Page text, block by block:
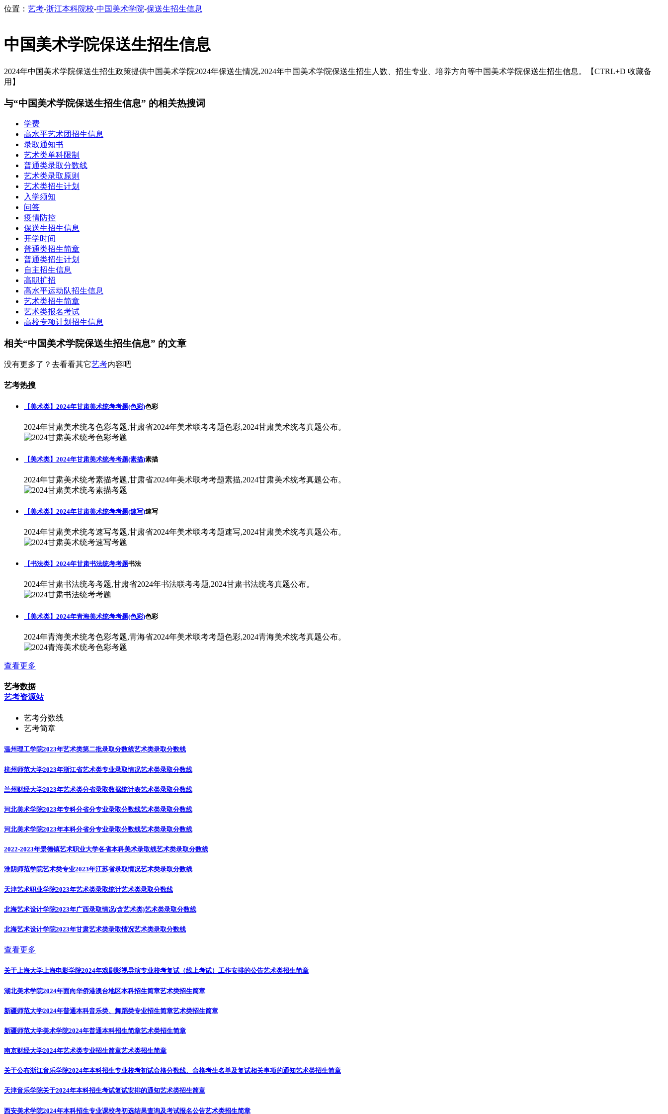
位置： 艺考-浙江本科院校-中国美术学院-保送生招生信息
中国美术学院保送生招生信息
2024年中国美术学院保送生招生政策提供中国美术学院2024年保送生情况,2024年中国美术学院保送生招生人数、招生专业、培养方向等中国美术学院保送生招生信息。【CTRL+D 收藏备
用】
与“中国美术学院保送生招生信息” 的相关热搜词
学费
高水平艺术团招生信息
录取通知书
艺术类单科限制
普通类录取分数线
艺术类录取原则
艺术类招生计划
入学须知
问答
疫情防控
保送生招生信息
开学时间
普通类招生简章
普通类招生计划
自主招生信息
高职扩招
高水平运动队招生信息
艺术类招生简章
艺术类报名考试
高校专项计划招生信息
相关“中国美术学院保送生招生信息” 的文章
没有更多了？去看看其它艺考内容吧
艺考热搜
【美术类】2024年甘肃美术统考考题(色彩)色彩
2024年甘肃美术统考色彩考题,甘肃省2024年美术联考考题色彩,2024甘肃美术统考真题公布。
【美术类】2024年甘肃美术统考考题(素描)素描
2024年甘肃美术统考素描考题,甘肃省2024年美术联考考题素描,2024甘肃美术统考真题公布。
【美术类】2024年甘肃美术统考考题(速写)速写
2024年甘肃美术统考速写考题,甘肃省2024年美术联考考题速写,2024甘肃美术统考真题公布。
【书法类】2024年甘肃书法统考考题书法
2024年甘肃书法统考考题,甘肃省2024年书法联考考题,2024甘肃书法统考真题公布。
【美术类】2024年青海美术统考考题(色彩)色彩
2024年青海美术统考色彩考题,青海省2024年美术联考考题色彩,2024青海美术统考真题公布。
查看更多
艺考数据
艺考资源站
艺考分数线
艺考简章
温州理工学院2023年艺术类第二批录取分数线艺术类录取分数线
杭州师范大学2023年浙江省艺术类专业录取情况艺术类录取分数线
兰州财经大学2023年艺术类分省录取数据统计表艺术类录取分数线
河北美术学院2023年专科分省分专业录取分数线艺术类录取分数线
河北美术学院2023年本科分省分专业录取分数线艺术类录取分数线
2022-2023年景德镇艺术职业大学各省本科美术录取线艺术类录取分数线
淮阴师范学院艺术类专业2023年江苏省录取情况艺术类录取分数线
天津艺术职业学院2023年艺术类录取统计艺术类录取分数线
北海艺术设计学院2023年广西录取情况(含艺术类)艺术类录取分数线
北海艺术设计学院2023年甘肃艺术类录取情况艺术类录取分数线
查看更多
关于上海大学上海电影学院2024年戏剧影视导演专业校考复试（线上考试）工作安排的公告艺术类招生简章
湖北美术学院2024年面向华侨港澳台地区本科招生简章艺术类招生简章
新疆师范大学2024年普通本科音乐类、舞蹈类专业招生简章艺术类招生简章
新疆师范大学美术学院2024年普通本科招生简章艺术类招生简章
南京财经大学2024年艺术类专业招生简章艺术类招生简章
关于公布浙江音乐学院2024年本科招生专业校考初试合格分数线、合格考生名单及复试相关事项的通知艺术类招生简章
天津音乐学院关于2024年本科招生考试复试安排的通知艺术类招生简章
西安美术学院2024年本科招生专业课校考初选结果查询及考试报名公告艺术类招生简章